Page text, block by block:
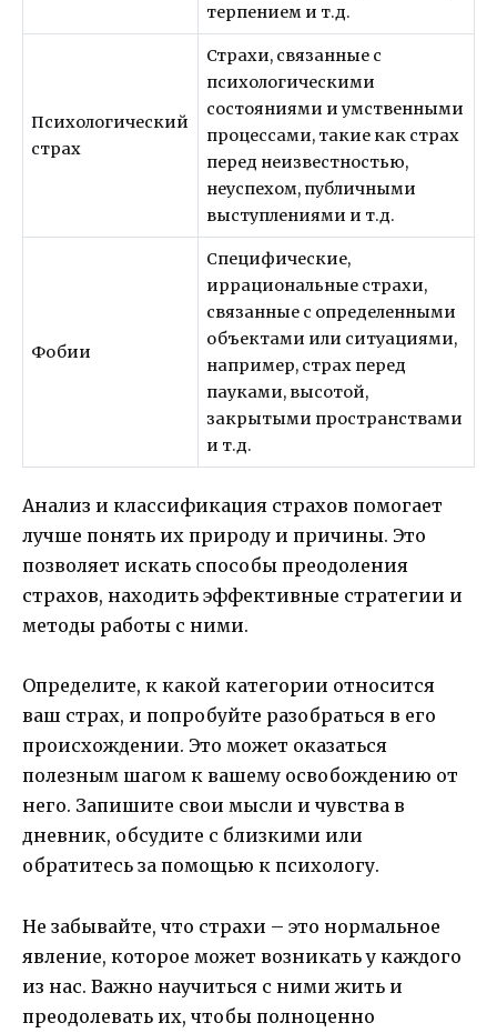
терпением и т.д.
Психологический
страх
Страхи, связанные с
психологическими
состояниями и умственными
процессами, такие как страх
перед неизвестностью,
неуспехом, публичными
выступлениями и т.д.
Фобии
Специфические,
иррациональные страхи,
связанные с определенными
объектами или ситуациями,
например, страх перед
пауками, высотой,
закрытыми пространствами
и т.д.
Анализ и классификация страхов помогает
лучше понять их природу и причины. Это
позволяет искать способы преодоления
страхов, находить эффективные стратегии и
методы работы с ними.
Определите, к какой категории относится
ваш страх, и попробуйте разобраться в его
происхождении. Это может оказаться
полезным шагом к вашему освобождению от
него. Запишите свои мысли и чувства в
дневник, обсудите с близкими или
обратитесь за помощью к психологу.
Не забывайте, что страхи – это нормальное
явление, которое может возникать у каждого
из нас. Важно научиться с ними жить и
преодолевать их, чтобы полноценно